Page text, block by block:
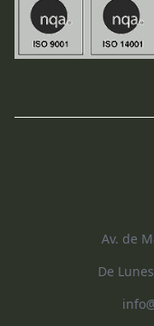
Av. de
De